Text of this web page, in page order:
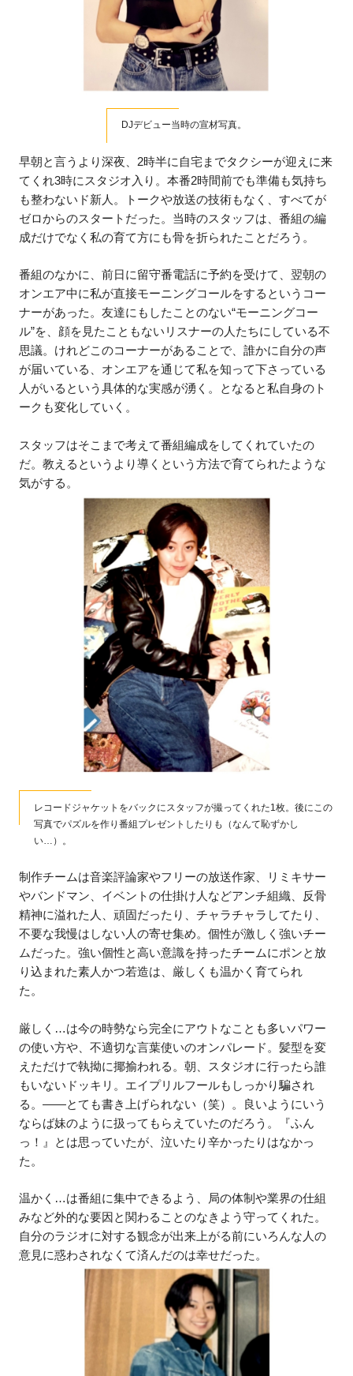
DJデビュー当時の宣材写真。
早朝と言うより深夜、2時半に自宅までタクシーが迎えに来
てくれ3時にスタジオ入り。本番2時間前でも準備も気持ち
も整わないド新人。トークや放送の技術もなく、すべてが
ゼロからのスタートだった。当時のスタッフは、番組の編
成だけでなく私の育て方にも骨を折られたことだろう。
番組のなかに、前日に留守番電話に予約を受けて、翌朝の
オンエア中に私が直接モーニングコールをするというコー
ナーがあった。友達にもしたことのない“モーニングコー
ル”を、顔を見たこともないリスナーの人たちにしている不
思議。けれどこのコーナーがあることで、誰かに自分の声
が届いている、オンエアを通じて私を知って下さっている
人がいるという具体的な実感が湧く。となると私自身のト
ークも変化していく。
スタッフはそこまで考えて番組編成をしてくれていたの
だ。教えるというより導くという方法で育てられたような
気がする。
レコードジャケットをバックにスタッフが撮ってくれた1枚。後にこの
写真でパズルを作り番組プレゼントしたりも（なんて恥ずかし
い…）。
制作チームは音楽評論家やフリーの放送作家、リミキサー
やバンドマン、イベントの仕掛け人などアンチ組織、反骨
精神に溢れた人、頑固だったり、チャラチャラしてたり、
不要な我慢はしない人の寄せ集め。個性が激しく強いチー
ムだった。強い個性と高い意識を持ったチームにポンと放
り込まれた素人かつ若造は、厳しくも温かく育てられ
た。
厳しく…は今の時勢なら完全にアウトなことも多いパワー
の使い方や、不適切な言葉使いのオンパレード。髪型を変
えただけで執拗に揶揄われる。朝、スタジオに行ったら誰
もいないドッキリ。エイプリルフールもしっかり騙され
る。——とても書き上げられない（笑）。良いようにいう
ならば妹のように扱ってもらえていたのだろう。『ふん
っ！』とは思っていたが、泣いたり辛かったりはなかっ
た。
温かく…は番組に集中できるよう、局の体制や業界の仕組
みなど外的な要因と関わることのなきよう守ってくれた。
自分のラジオに対する観念が出来上がる前にいろんな人の
意見に惑わされなくて済んだのは幸せだった。